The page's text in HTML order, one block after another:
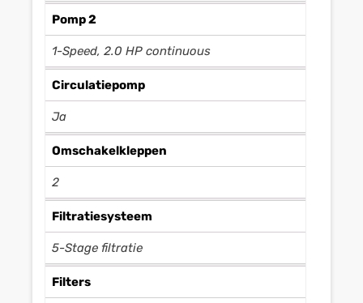
Pomp 2
1-Speed, 2.0 HP continuous
Circulatiepomp
Ja
Omschakelkleppen
2
Filtratiesysteem
5-Stage filtratie
Filters